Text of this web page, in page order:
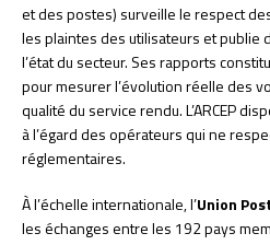
et des postes) surveille le respect
les plaintes des utilisateurs et publie
l’état du secteur. Ses rapports
pour mesurer l’évolution réelle des
qualité du service rendu. L’ARCEP
à l’égard des opérateurs qui ne
réglementaires.
À l’échelle internationale, l’Union
les échanges entre les 192 pays